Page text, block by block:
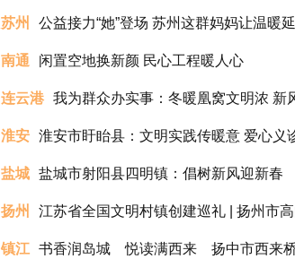
苏州 公益接力“她”登场 苏州这群妈妈让温暖
南通 闲置空地换新颜 民心工程暖人心
连云港 我为群众办实事：冬暖凰窝文明浓 新
淮安 淮安市盱眙县：文明实践传暖意 爱心义
盐城 盐城市射阳县四明镇：倡树新风迎新春
扬州 江苏省全国文明村镇创建巡礼 | 扬州市
真村
镇江 书香润岛城 悦读满西来 扬中市西来桥